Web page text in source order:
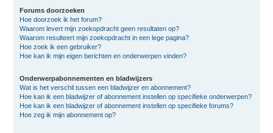
Forums doorzoeken
Hoe doorzoek ik het forum?
Waarom levert mijn zoekopdracht geen resultaten op?
Waarom resulteert mijn zoekopdracht in een lege pagina?
Hoe zoek ik een gebruiker?
Hoe kan ik mijn eigen berichten en onderwerpen vinden?
Onderwerpabonnementen en bladwijzers
Wat is het verschil tussen een bladwijzer en abonnement?
Hoe kan ik een bladwijzer of abonnement instellen op specifieke onderwerpen?
Hoe kan ik een bladwijzer of abonnement instellen op specifieke forums?
Hoe zeg ik mijn abonnement op?